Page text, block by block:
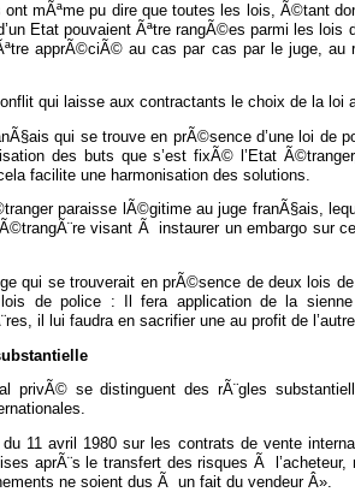
mÃªme pu dire que toutes les lois, Ã©tant
Etat pouvaient Ãªtre rangÃ©es parmi les lois
apprÃ©ciÃ© au cas par cas par le juge, au
qui laisse aux contractants le choix de la loi
qui se trouve en prÃ©sence d’une loi de
des buts que s’est fixÃ© l’Etat
facilite une harmonisation des solutions.
paraisse lÃ©gitime au juge franÃ§ais,
visant Ã instaurer un embargo sur
qui se trouverait en prÃ©sence de deux lois
lois de police : Il fera application de la
il lui faudra en sacrifier une au profit de
privÃ© se distinguent des rÃ¨gles
11 avril 1980 sur les contrats de vente
aprÃ¨s le transfert des risques Ã l’acheteur,
ne soient dus Ã un fait du vendeur Â».